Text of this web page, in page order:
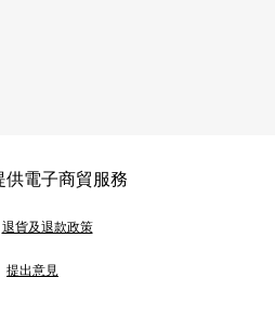
供電子商貿服務
退貨及退款政策
提出意見